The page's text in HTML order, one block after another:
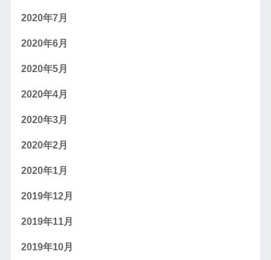
2020年7月
2020年6月
2020年5月
2020年4月
2020年3月
2020年2月
2020年1月
2019年12月
2019年11月
2019年10月